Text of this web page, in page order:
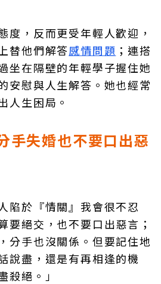
度，反而更受年輕人歡迎，
替他們解答感情問題 ；連搭
坐在隔壁的年輕學子握住她
安慰與人生解答。她也經常
人生困局。
手失婚也不要口出惡
陷於『情關』我會很不忍
要絕交，也不要口出惡言；
分手也沒關係。但要記住地
說盡，還是有再相逢的機
殺絕。」